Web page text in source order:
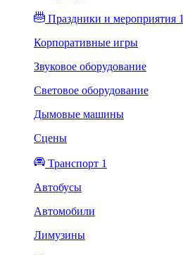
Праздники и мероприятия 1
Корпоративные игры
Звуковое оборудование
Световое оборудование
Дымовые машины
Сцены
Транспорт 1
Автобусы
Автомобили
Лимузины